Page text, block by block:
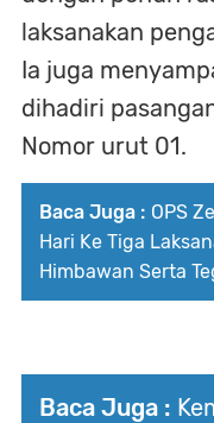
laksanakan
Ia juga
dihadiri
Nomor urut 01.
Baca Juga : OPS
Hari Ke Tiga
Himbawan Serta
Baca Juga :